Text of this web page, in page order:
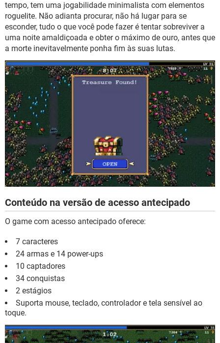
tempo, tem uma jogabilidade minimalista com elementos
roguelite. Não adianta procurar, não há lugar para se
esconder, tudo o que você pode fazer é tentar sobreviver a
uma noite amaldiçoada e obter o máximo de ouro, antes que
a morte inevitavelmente ponha fim às suas lutas.
Conteúdo na versão de acesso antecipado
O game com acesso antecipado oferece:
7 caracteres
24 armas e 14 power-ups
10 captadores
34 conquistas
2 estágios
Suporta mouse, teclado, controlador e tela sensível ao
toque.